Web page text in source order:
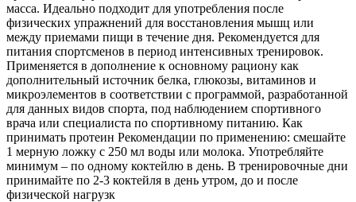
масса. Идеально подходит для употребления после
физических упражнений для восстановления мышц или
между приемами пищи в течение дня. Рекомендуется для
питания спортсменов в период интенсивных тренировок.
Применяется в дополнение к основному рациону как
дополнительный источник белка, глюкозы, витаминов и
микроэлементов в соответствии с программой, разработанной
для данных видов спорта, под наблюдением спортивного
врача или специалиста по спортивному питанию. Как
принимать протеин Рекомендации по применению: смешайте
1 мерную ложку с 250 мл воды или молока. Употребляйте
минимум – по одному коктейлю в день. В тренировочные дни
принимайте по 2-3 коктейля в день утром, до и после
физической нагрузк